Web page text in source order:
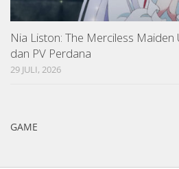
Nia Liston: The Merciless Maiden
dan PV Perdana
29 JULI, 2026
GAME